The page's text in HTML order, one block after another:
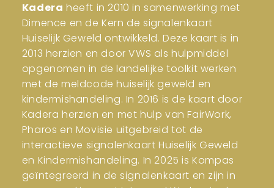
Kadera heeft in 2010 in samenwerking met
Dimence en de Kern de signalenkaart
Huiselijk Geweld ontwikkeld. Deze kaart is in
2013 herzien en door VWS als hulpmiddel
opgenomen in de landelijke toolkit werken
met de meldcode huiselijk geweld en
kindermishandeling. In 2016 is de kaart door
Kadera herzien en met hulp van FairWork,
Pharos en Movisie uitgebreid tot de
interactieve signalenkaart Huiselijk Geweld
en Kindermishandeling. In 2025 is Kompas
geïntegreerd in de signalenkaart en zijn in